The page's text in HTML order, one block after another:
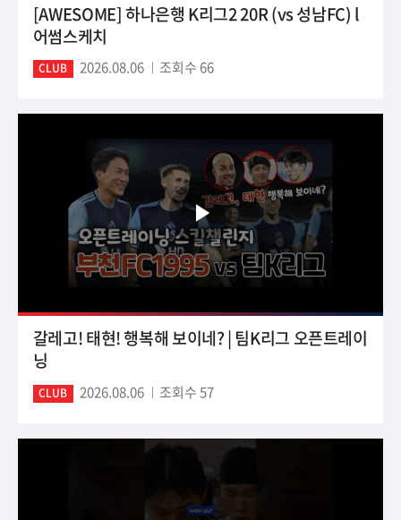
[AWESOME] 하나은행 K리그2 20R (vs 성남FC) l
어썸스케치
CLUB 2026.08.06 조회수 66
갈레고! 태현! 행복해 보이네? | 팀K리그 오픈트레이
닝
CLUB 2026.08.06 조회수 57